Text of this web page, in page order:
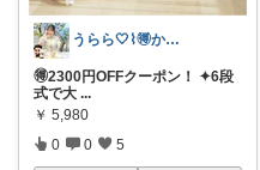
うらら🤍⌇🉐かわいい暮らし
🉐2300円OFFクーポン！ ✦6段
式で大 ...
￥ 5,980
0 0 5